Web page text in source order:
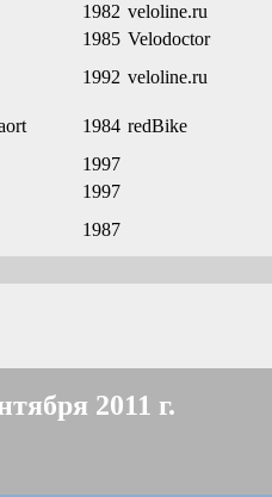
1982 veloline.ru
1985 Velodoctor
1992 veloline.ru
1984 redBike
1997
1997
1987
2011 г.